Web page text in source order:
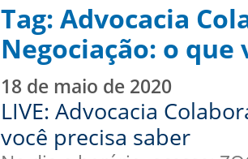
Tag: Advocacia
Negociação: o que
18 de maio de 2020
LIVE: Advocacia
você precisa saber